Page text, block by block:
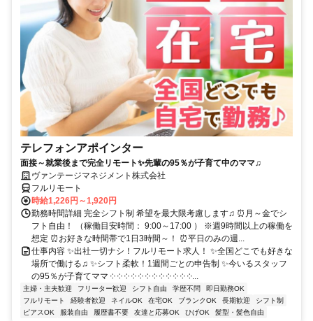
テレフォンアポインター
面接～就業後まで完全リモート✨先輩の95％が子育て中のママ♫
ヴァンテージマネジメント株式会社
フルリモート
時給1,226円～1,920円
勤務時間詳細 完全シフト制 希望を最大限考慮します♫ ⏰月～金でシ
フト自由！ （稼働目安時間： 9:00～17:00 ） ※週9時間以上の稼働を
想定 ⏰お好きな時間帯で1日3時間～！ ⏰平日のみの週...
仕事内容 ✨出社一切ナシ！フルリモート求人！ ✨全国どこでも好きな
場所で働ける♫ ✨シフト柔軟！1週間ごとの申告制 ✨今いるスタッフ
の95％が子育てママ ༶ ༶ ༶ ༶ ༶ ༶ ༶ ༶ ༶ ༶ ༶ ༶...
主婦・主夫歓迎 フリーター歓迎 シフト自由 学歴不問
即日勤務OK
フルリモート
経験者歓迎 ネイルOK 在宅OK ブランクOK 長期歓迎
シフト制
ピアスOK
服装自由 履歴書不要 友達と応募OK ひげOK 髪型・髪色自由